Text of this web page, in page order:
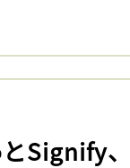
とSignify